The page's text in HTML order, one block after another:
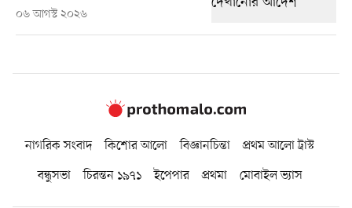
০৬ আগস্ট ২০২৬
নাগরিক সংবাদ কিশোর আলো বিজ্ঞানচিন্তা
প্রথম আলো ট্রাস্ট
বন্ধুসভা
চিরন্তন ১৯৭১ ইপেপার প্রথমা মোবাইল ভ্যাস